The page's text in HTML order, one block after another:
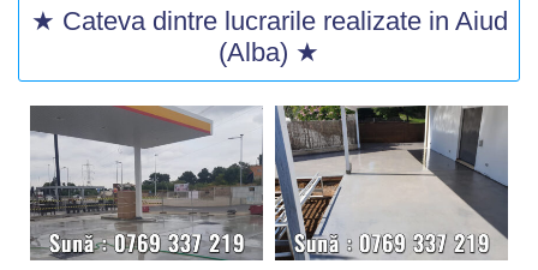
★ Cateva dintre lucrarile realizate in Aiud
(Alba) ★